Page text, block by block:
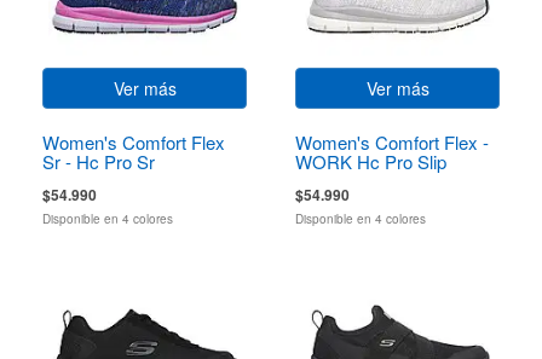
Ver más
Women's Comfort Flex
Sr - Hc Pro Sr
$54.990
Disponible en 4 colores
Ver más
Women's Comfort Flex -
WORK Hc Pro Slip
$54.990
Disponible en 4 colores